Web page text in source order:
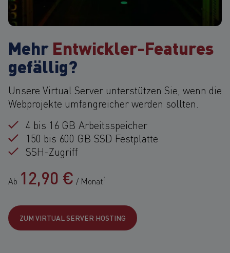
MehrEntwickler-Features
gefällig?
Unsere Virtual Server unterstützen Sie, wenn die
Webprojekte umfangreicher werden sollten.
4 bis 16 GB Arbeitsspeicher
150 bis 600 GB SSD Festplatte
SSH-Zugriff
Ab 12,90 € / Monat1
ZUM VIRTUAL SERVER HOSTING